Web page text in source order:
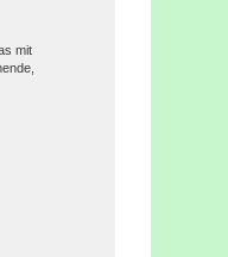
mit